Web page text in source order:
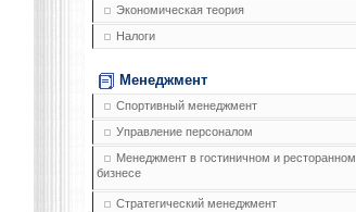
Экономическая теория
Налоги
Менеджмент
Спортивный менеджмент
Управление персоналом
Менеджмент в гостиничном и ресторанном
бизнесе
Стратегический менеджмент